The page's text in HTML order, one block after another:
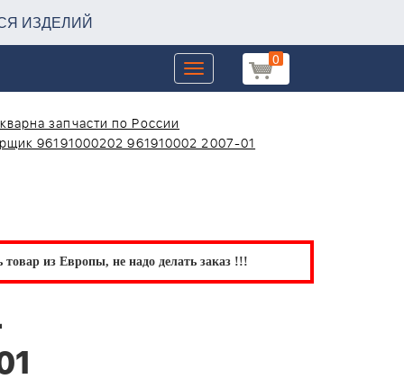
ИЗДЕЛИЙ
0
Toggle
navigation
запчасти по России
96191000202 961910002 2007-01
из Европы, не надо делать заказ !!!